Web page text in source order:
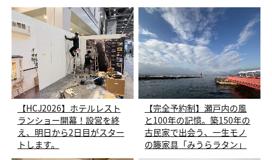
【HCJ2026】ホテルレスト
ランショー開幕！設営を終
え、明日から2日目がスター
トします。
【完全予約制】瀬戸内の風
と100年の記憶。築150年の
古民家で出会う、一生モノ
の籐家具「みうらラタン」